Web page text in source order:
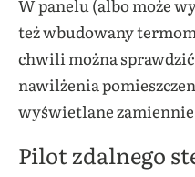
W panelu (albo może
też wbudowany
chwili można
nawilżenia
wyświetlane
Pilot zdalnego